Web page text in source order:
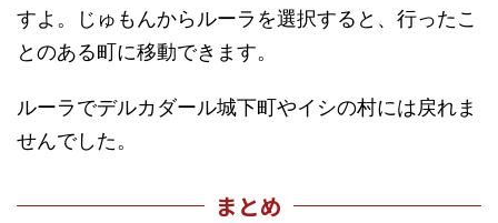
すよ。じゅもんからルーラを選択すると、行ったこ
とのある町に移動できます。
ルーラでデルカダール城下町やイシの村には戻れま
せんでした。
まとめ